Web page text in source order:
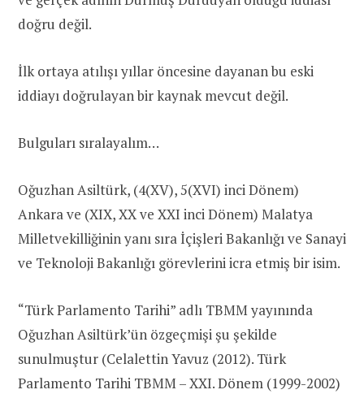
doğru değil.
İlk ortaya atılışı yıllar öncesine dayanan bu eski
iddiayı doğrulayan bir kaynak mevcut değil.
Bulguları sıralayalım…
Oğuzhan Asiltürk, (4(XV), 5(XVI) inci Dönem)
Ankara ve (XIX, XX ve XXI inci Dönem) Malatya
Milletvekilliğinin yanı sıra İçişleri Bakanlığı ve Sanayi
ve Teknoloji Bakanlığı görevlerini icra etmiş bir isim.
“Türk Parlamento Tarihi” adlı TBMM yayınında
Oğuzhan Asiltürk’ün özgeçmişi şu şekilde
sunulmuştur (Celalettin Yavuz (2012). Türk
Parlamento Tarihi TBMM – XXI. Dönem (1999-2002)